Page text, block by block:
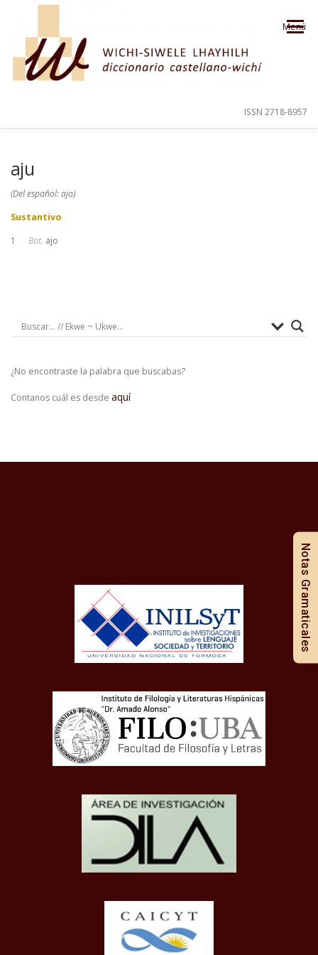
Saltar al contenido
Menú
ISSN 2718-8957
aju
(Del español: ajo)
Sustantivo
1 Bot. ajo
¿No encontraste la palabra que buscabas?
Contanos cuál es desde aquí
Notas Gramaticales